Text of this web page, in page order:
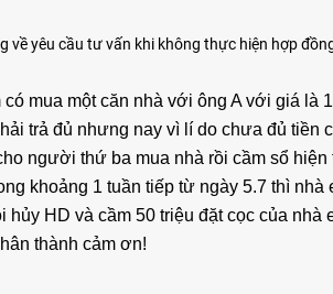
về yêu cầu tư vấn khi không thực hiện hợp
có mua một căn nhà với ông A với giá là
trả đủ nhưng nay vì lí do chưa đủ tiền
người thứ ba mua nhà rồi cầm sổ
khoảng 1 tuần tiếp từ ngày 5.7 thì
hủy HD và cầm 50 triệu đặt cọc của
thành cảm ơn!